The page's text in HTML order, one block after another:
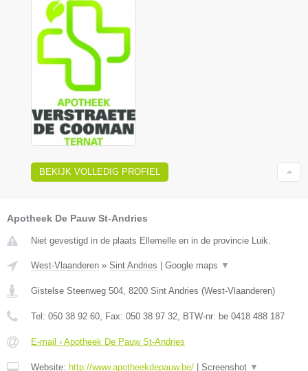
BEKIJK VOLLEDIG PROFIEL
Apotheek De Pauw St-Andries
Niet gevestigd in de plaats Ellemelle en in de provincie Luik.
West-Vlaanderen » Sint Andries Google maps ▼
Gistelse Steenweg 504, 8200 Sint Andries (West-Vlaanderen)
Tel: 050 38 92 60, Fax: 050 38 97 32, BTW-nr: be 0418 488 187
E-mail › Apotheek De Pauw St-Andries
Website: http://www.apotheekdepauw.be/ Screenshot ▼